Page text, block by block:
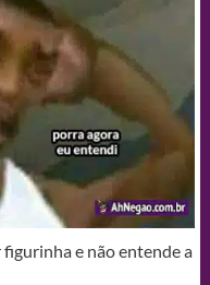
e não entende a